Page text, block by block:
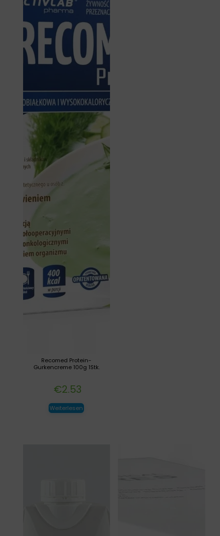
Recomed Protein-
Gurkencreme 100g 1Stk.
€2.53
Weiterlesen